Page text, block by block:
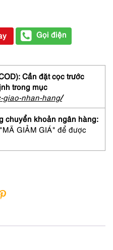
Gọi điện
Cần đặt cọc trước
trong mục
giao-nhan-hang/
chuyển khoản ngân hàng:
GIẢM GIÁ" để được